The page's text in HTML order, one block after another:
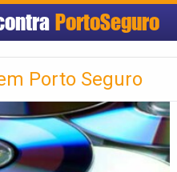
PortoSeguro
Porto Seguro